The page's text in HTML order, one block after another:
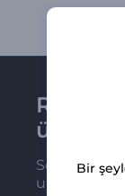
üye olun
Son haber
ulaşsın
Bir